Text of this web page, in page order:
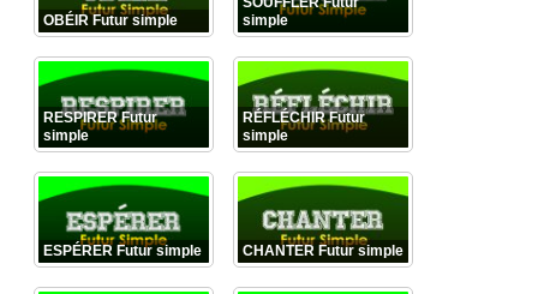
OBÉIR Futur simple
simple
RESPIRER Futur
simple
RÉFLÉCHIR Futur
simple
ESPÉRER Futur simple CHANTER Futur simple